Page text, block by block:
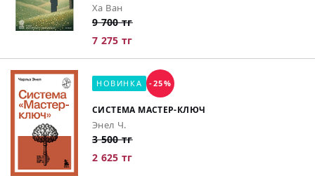
Ха Ван
9 700 тг
7 275 тг
НОВИНКА -25%
СИСТЕМА МАСТЕР-КЛЮЧ
Энел Ч.
3 500 тг
2 625 тг